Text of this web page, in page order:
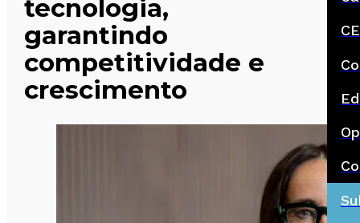
tecnologia,
garantindo
competitividade e
crescimento